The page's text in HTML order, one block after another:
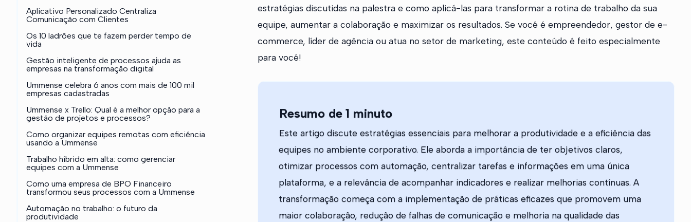
Aplicativo Personalizado Centraliza
Comunicação com Clientes
Os 10 ladrões que te fazem perder tempo de
vida
Gestão inteligente de processos ajuda as
empresas na transformação digital
Ummense celebra 6 anos com mais de 100 mil
empresas cadastradas
Ummense x Trello: Qual é a melhor opção para a
gestão de projetos e processos?
Como organizar equipes remotas com eficiência
usando a Ummense
Trabalho híbrido em alta: como gerenciar
equipes com a Ummense
Como uma empresa de BPO Financeiro
transformou seus processos com a Ummense
Automação no trabalho: o futuro da
produtividade
estratégias discutidas na palestra e como aplicá-las para transformar a rotina de trabalho da sua
equipe, aumentar a colaboração e maximizar os resultados. Se você é empreendedor, gestor de e-
commerce, líder de agência ou atua no setor de marketing, este conteúdo é feito especialmente
para você!
Resumo de 1 minuto
Este artigo discute estratégias essenciais para melhorar a produtividade e a eficiência das
equipes no ambiente corporativo. Ele aborda a importância de ter objetivos claros,
otimizar processos com automação, centralizar tarefas e informações em uma única
plataforma, e a relevância de acompanhar indicadores e realizar melhorias contínuas. A
transformação começa com a implementação de práticas eficazes que promovem uma
maior colaboração, redução de falhas de comunicação e melhoria na qualidade das